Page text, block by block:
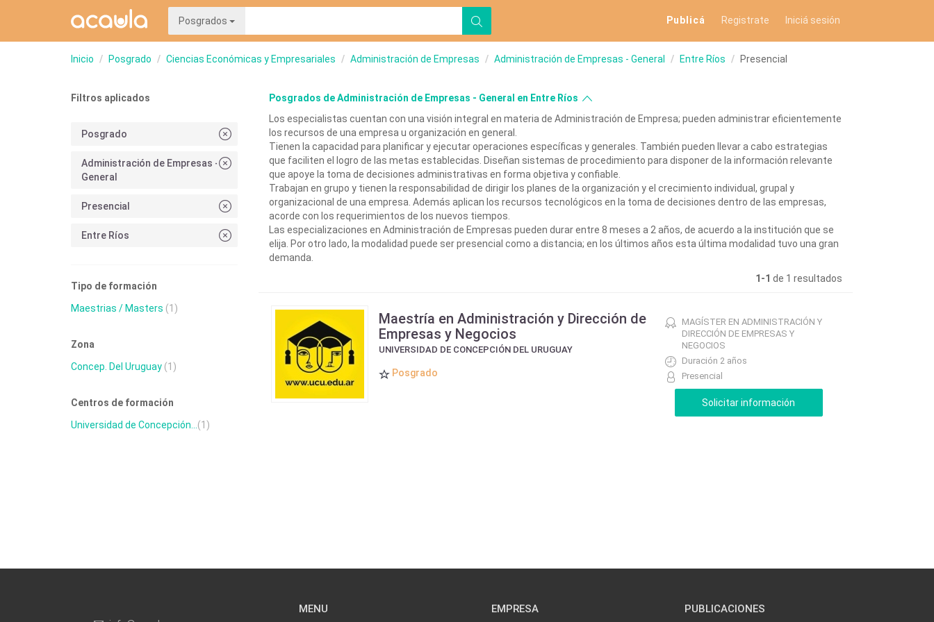
Posgrados Publicá Registrate Iniciá sesión
Inicio Posgrado Ciencias Económicas y Empresariales Administración de Empresas Administración de Empresas - General Entre Ríos Presencial
Filtros aplicados
Posgrado
Administración de Empresas -
General
Presencial
Entre Ríos
Tipo de formación
Maestrias / Masters (1)
Zona
Concep. Del Uruguay (1)
Centros de formación
Universidad de Concepción... (1)
Posgrados de Administración de Empresas - General en Entre Ríos
Los especialistas cuentan con una visión integral en materia de Administración de Empresa; pueden administrar eficientemente
los recursos de una empresa u organización en general.
Tienen la capacidad para planificar y ejecutar operaciones específicas y generales. También pueden llevar a cabo estrategias
que faciliten el logro de las metas establecidas. Diseñan sistemas de procedimiento para disponer de la información relevante
que apoye la toma de decisiones administrativas en forma objetiva y confiable.
Trabajan en grupo y tienen la responsabilidad de dirigir los planes de la organización y el crecimiento individual, grupal y
organizacional de una empresa. Además aplican los recursos tecnológicos en la toma de decisiones dentro de las empresas,
acorde con los requerimientos de los nuevos tiempos.
Las especializaciones en Administración de Empresas pueden durar entre 8 meses a 2 años, de acuerdo a la institución que se
elija. Por otro lado, la modalidad puede ser presencial como a distancia; en los últimos años esta última modalidad tuvo una gran
demanda.
1-1 de 1 resultados
Maestría en Administración y Dirección de
Empresas y Negocios
UNIVERSIDAD DE CONCEPCIÓN DEL URUGUAY
Posgrado
MAGÍSTER EN ADMINISTRACIÓN Y
DIRECCIÓN DE EMPRESAS Y
NEGOCIOS
Duración 2 años
Presencial
MENU EMPRESA PUBLICACIONES